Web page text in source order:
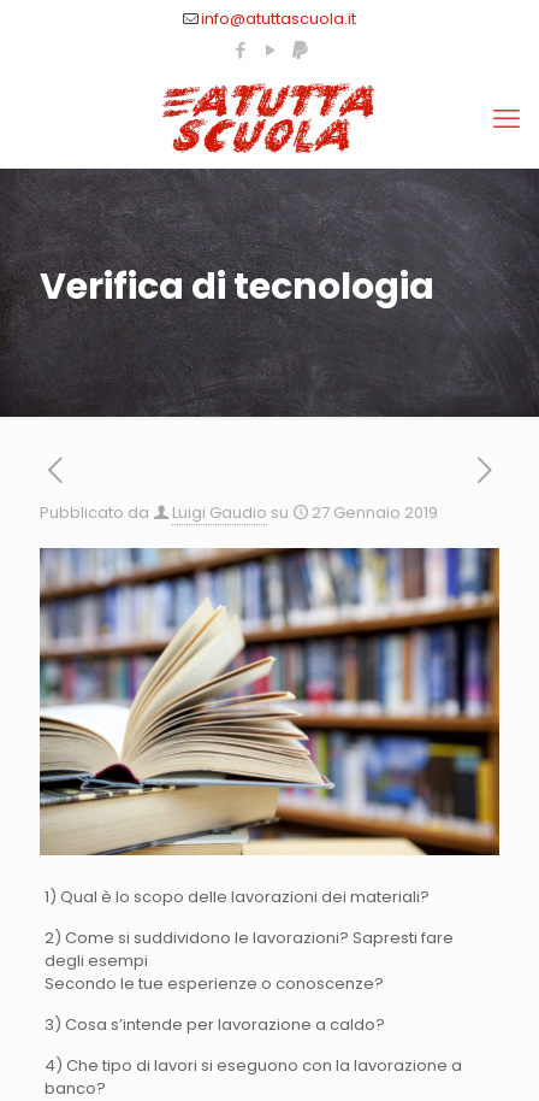
info@atuttascuola.it
Verifica di tecnologia
Pubblicato da Luigi Gaudio su 27 Gennaio 2019
1) Qual è lo scopo delle lavorazioni dei materiali?
2) Come si suddividono le lavorazioni? Sapresti fare
degli esempi
Secondo le tue esperienze o conoscenze?
3) Cosa s’intende per lavorazione a caldo?
4) Che tipo di lavori si eseguono con la lavorazione a
banco?